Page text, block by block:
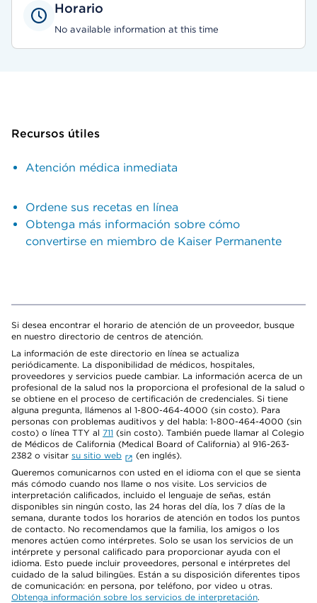
Horario
No available information at this time
Recursos útiles
Atención médica inmediata
Ordene sus recetas en línea
Obtenga más información sobre cómo
convertirse en miembro de Kaiser Permanente
Si desea encontrar el horario de atención de un proveedor, busque
en nuestro directorio de centros de atención.
La información de este directorio en línea se actualiza
periódicamente. La disponibilidad de médicos, hospitales,
proveedores y servicios puede cambiar. La información acerca de un
profesional de la salud nos la proporciona el profesional de la salud o
se obtiene en el proceso de certificación de credenciales. Si tiene
alguna pregunta, llámenos al 1-800-464-4000 (sin costo). Para
personas con problemas auditivos y del habla: 1-800-464-4000 (sin
costo) o línea TTY al 711 (sin costo). También puede llamar al Colegio
de Médicos de California (Medical Board of California) al 916-263-
2382 o visitar su sitio web
(en inglés).
Queremos comunicarnos con usted en el idioma con el que se sienta
más cómodo cuando nos llame o nos visite. Los servicios de
interpretación calificados, incluido el lenguaje de señas, están
disponibles sin ningún costo, las 24 horas del día, los 7 días de la
semana, durante todos los horarios de atención en todos los puntos
de contacto. No recomendamos que la familia, los amigos o los
menores actúen como intérpretes. Solo se usan los servicios de un
intérprete y personal calificado para proporcionar ayuda con el
idioma. Esto puede incluir proveedores, personal e intérpretes del
cuidado de la salud bilingües. Están a su disposición diferentes tipos
de comunicación: en persona, por teléfono, por video u otras.
Obtenga información sobre los servicios de interpretación.